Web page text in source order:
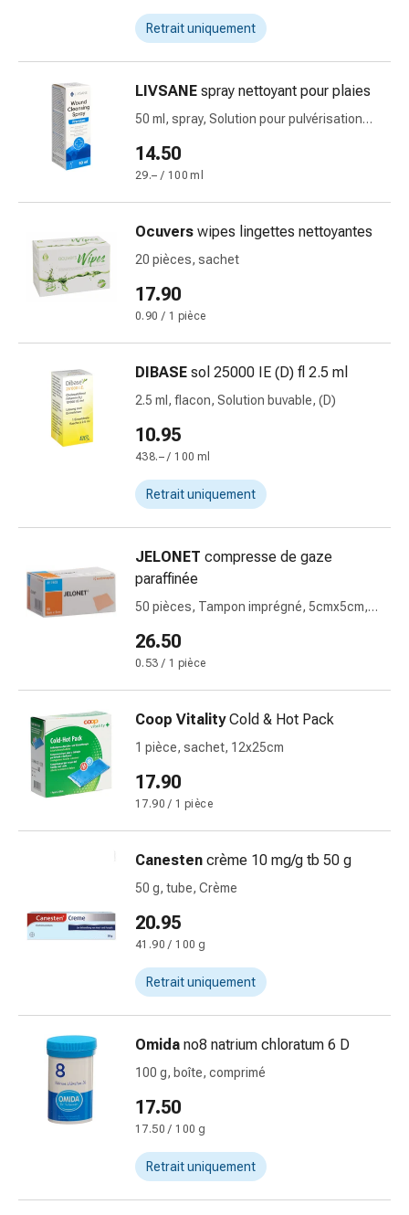
circulatoires
Arrêt
Troubles
veineux
cardiaque
Troubles
de
la
mémoire
de
concentration
Allergies
et
rhume
Antiallergiques
Gastro-
intestinal
Hémorroïdes
Brûlures
d'estomac
Nausées
vomissements
Digestion,
ballonnements
Constipation
médicaux
de
Eczéma
et
démangeaisons
verrues
Mycose
ongles
Retrait uniquement
LIVSANE spray nettoyant pour plaies
50 ml, spray, Solution pour pulvérisation
14.50
29.– / 100 ml
Ocuvers wipes lingettes nettoyantes
20 pièces, sachet
17.90
0.90 / 1 pièce
DIBASE sol 25000 IE (D) fl 2.5 ml
2.5 ml, flacon, Solution buvable, (D)
10.95
438.– / 100 ml
Retrait uniquement
JELONET compresse de gaze
paraffinée
50 pièces, Tampon imprégné, 5cmx5cm,
26.50
0.53 / 1 pièce
Coop Vitality Cold & Hot Pack
1 pièce, sachet, 12x25cm
17.90
17.90 / 1 pièce
Canesten crème 10 mg/g tb 50 g
50 g, tube, Crème
20.95
41.90 / 100 g
Retrait uniquement
Omida no8 natrium chloratum 6 D
100 g, boîte, comprimé
17.50
17.50 / 100 g
Retrait uniquement